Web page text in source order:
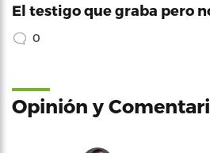
El testigo que graba pero
0
Opinión y